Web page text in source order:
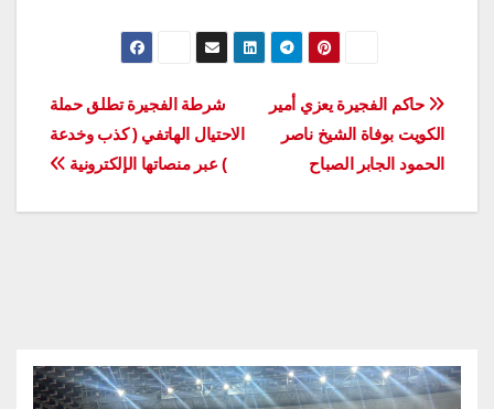
تصفّح
المقالات
شرطة الفجيرة تطلق حملة
الاحتيال الهاتفي ( كذب وخدعة
) عبر منصاتها الإلكترونية
حاكم الفجيرة يعزي أمير
الكويت بوفاة الشيخ ناصر
الحمود الجابر الصباح